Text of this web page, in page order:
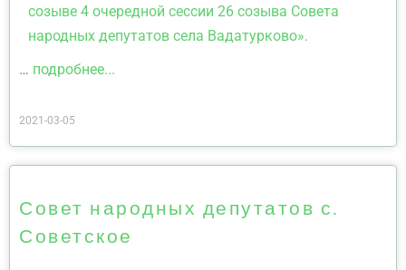
созыве 4 очередной сессии 26 созыва Совета
народных депутатов села Вадатурково».
… подробнее...
2021-03-05
Совет народных депутатов с.
Советское